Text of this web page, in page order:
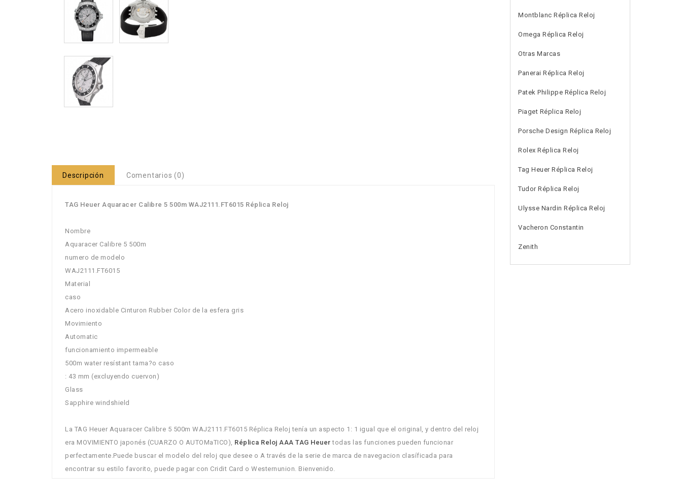
Descripción Comentarios (0)
TAG Heuer Aquaracer Calibre 5 500m WAJ2111.FT6015 Réplica Reloj
Nombre
Aquaracer Calibre 5 500m
numero de modelo
WAJ2111.FT6015
Material
caso
Acero inoxidable Cinturon Rubber Color de la esfera gris
Movimiento
Automatic
funcionamiento impermeable
500m water resístant tama?o caso
: 43 mm (excluyendo cuervon)
Glass
Sapphire windshield
La TAG Heuer Aquaracer Calibre 5 500m WAJ2111.FT6015 Réplica Reloj tenía un aspecto 1: 1 igual que el original, y dentro del reloj
era MOVIMIENTO japonés (CUARZO O AUTOMaTICO), Réplica Reloj AAA TAG Heuertodas las funciones pueden funcionar
perfectamente.Puede buscar el modelo del reloj que desee o A través de la serie de marca de navegacion clasíficada para
encontrar su estilo favorito, puede pagar con Cridit Card o Westernunion. Bienvenido.
Montblanc Réplica Reloj
Omega Réplica Reloj
Otras Marcas
Panerai Réplica Reloj
Patek Philippe Réplica Reloj
Piaget Réplica Reloj
Porsche Design Réplica Reloj
Rolex Réplica Reloj
Tag Heuer Réplica Reloj
Tudor Réplica Reloj
Ulysse Nardin Réplica Reloj
Vacheron Constantin
Zenith